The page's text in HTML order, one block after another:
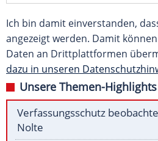
Ich bin damit einverstanden,
angezeigt werden. Damit
Daten an Drittplattformen
dazu in unseren
Unsere Themen-Highlights
Verfassungsschutz
Nolte